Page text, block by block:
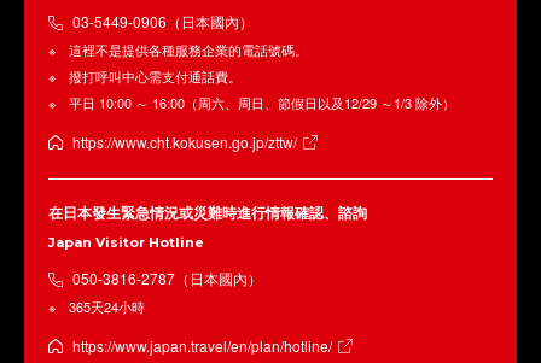
03-5449-0906（日本國內）
這裡不是提供各種服務企業的電話號碼。
撥打呼叫中心需支付通話費。
平日 10:00 ～ 16:00（周六、周日、節假日以及12/29 ～1/3 除外）
https://www.cht.kokusen.go.jp/zttw/
在日本發生緊急情況或災難時進行情報確認、諮詢
Japan Visitor Hotline
050-3816-2787（日本國內）
365天24小時
https://www.japan.travel/en/plan/hotline/